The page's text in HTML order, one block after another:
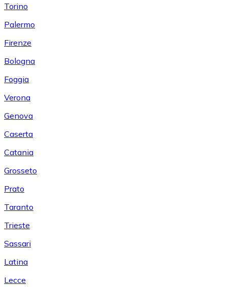
Torino
Palermo
Firenze
Bologna
Foggia
Verona
Genova
Caserta
Catania
Grosseto
Prato
Taranto
Trieste
Sassari
Latina
Lecce